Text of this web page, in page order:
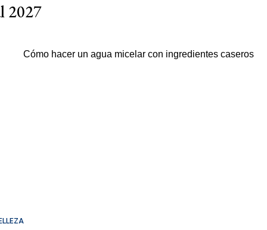
2027